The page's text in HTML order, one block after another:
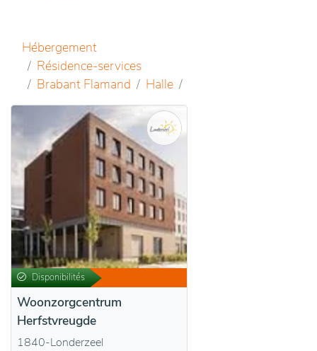
Hébergement
Résidence-services
Brabant Flamand
Halle
Disponibilités
Woonzorgcentrum
Herfstvreugde
1840-Londerzeel